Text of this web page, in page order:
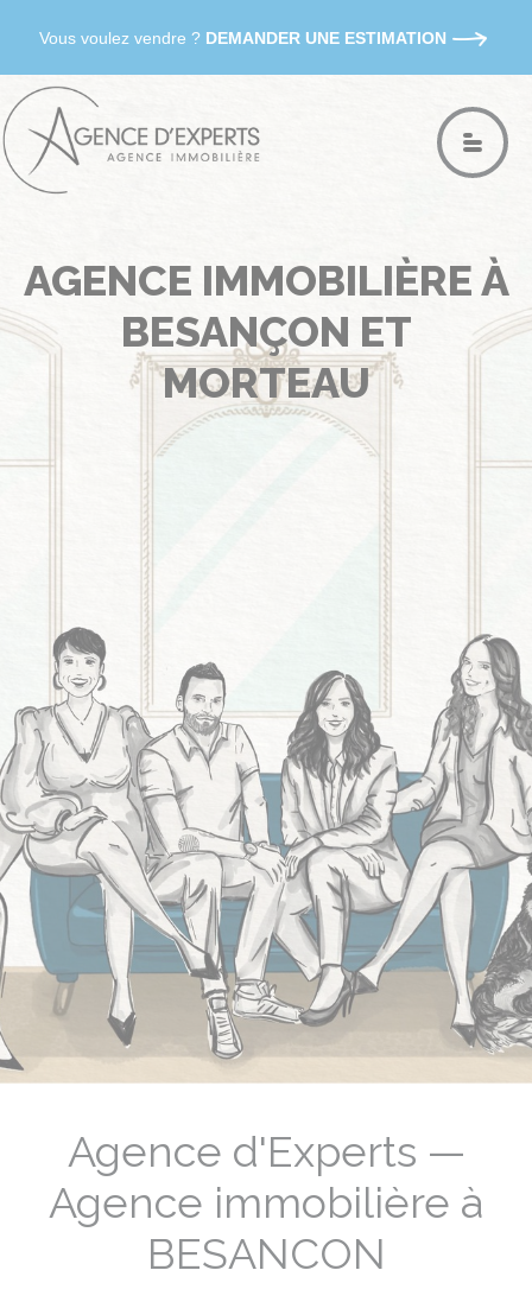
Vous voulez vendre ? DEMANDER UNE ESTIMATION
AGENCE IMMOBILIÈRE À
BESANÇON ET
MORTEAU
Agence d'Experts —
Agence immobilière à
BESANCON